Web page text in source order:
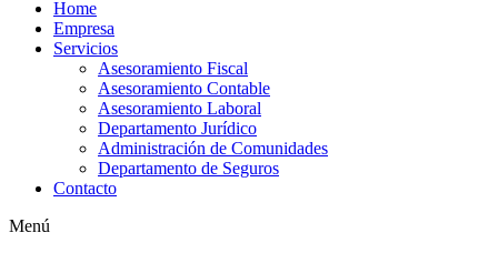
Home
Empresa
Servicios
Asesoramiento Fiscal
Asesoramiento Contable
Asesoramiento Laboral
Departamento Jurídico
Administración de Comunidades
Departamento de Seguros
Contacto
Menú